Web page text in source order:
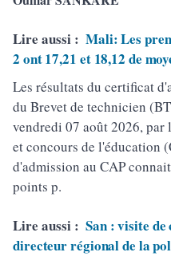
Lire aussi : Mali: Les
2 ont 17,21 et 18,12 de
Les résultats du certificat
du Brevet de technicien
vendredi 07 août 2026, par
et concours de l'éducation
d'admission au CAP
points p.
Lire aussi : San : visite
directeur régional de la